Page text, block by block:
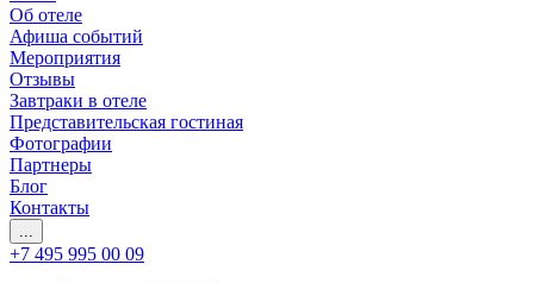
Об отеле
Афиша событий
Мероприятия
Отзывы
Завтраки в отеле
Представительская гостиная
Фотографии
Партнеры
Блог
Контакты
...
+7 495 995 00 09